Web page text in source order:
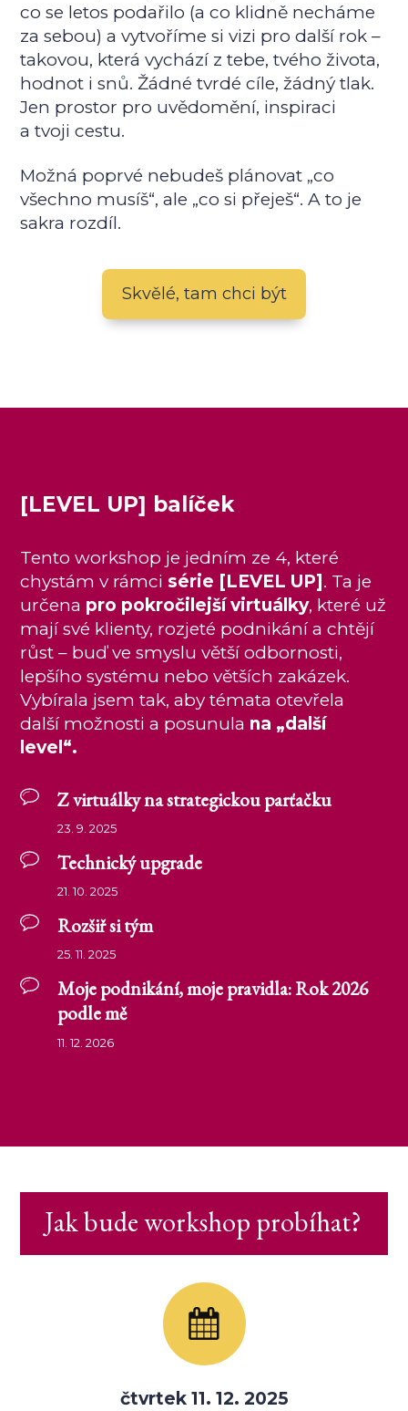
co se letos podařilo (a co klidně necháme
za sebou) a vytvoříme si vizi pro další rok –
takovou, která vychází z tebe, tvého života,
hodnot i snů. Žádné tvrdé cíle, žádný tlak.
Jen prostor pro uvědomění, inspiraci
a tvoji cestu.
Možná poprvé nebudeš plánovat „co
všechno musíš“, ale „co si přeješ“. A to je
sakra rozdíl.
Skvělé, tam chci být
[LEVEL UP] balíček
Tento workshop je jedním ze 4, které
chystám v rámci série [LEVEL UP] . Ta je
určena pro pokročilejší virtuálky, které už
mají své klienty, rozjeté podnikání a chtějí
růst – buď ve smyslu větší odbornosti,
lepšího systému nebo větších zakázek.
Vybírala jsem tak, aby témata otevřela
další možnosti a posunula na „další
level“.
Z virtuálky na strategickou parťačku
23. 9. 2025
Technický upgrade
21. 10. 2025
Rozšiř si tým
25. 11. 2025
Moje podnikání, moje pravidla: Rok 2026
podle mě
11. 12. 2026
Jak bude workshop probíhat?
čtvrtek 11. 12. 2025